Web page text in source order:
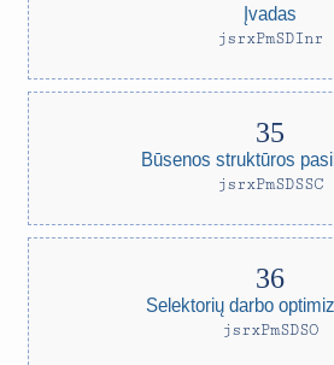
Įvadas
jsrxPmSDInr
Būsenos struktūros
jsrxPmSDSSC
Selektorių darbo
jsrxPmSDSO